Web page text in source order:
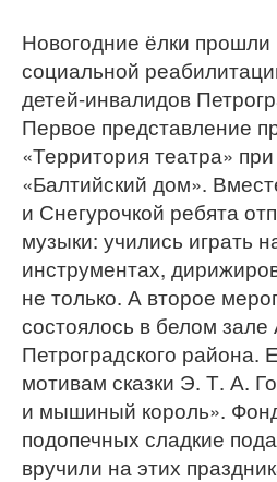
Новогодние ёлки
социальной
детей-инвалидов
Первое представление
«Территория театра»
«Балтийский дом».
и Снегурочкой ребята
музыки: учились играть
инструментах,
не только. А второе
состоялось в белом
Петроградского района.
мотивам сказки Э. Т. А.
и мышиный король».
подопечных сладкие
вручили на этих